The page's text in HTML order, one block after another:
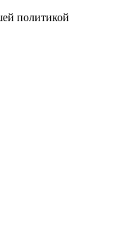
политикой